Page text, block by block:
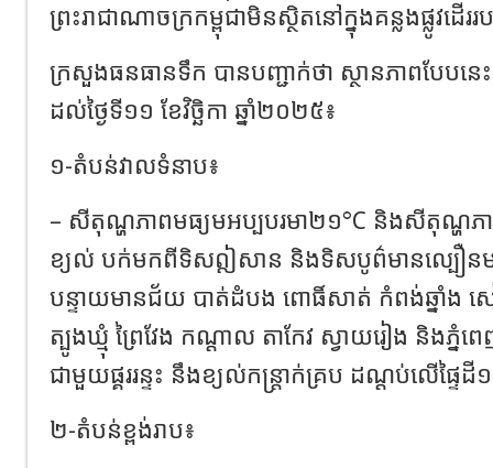
ព្រះរាជាណាចក្រកម្ពុជាមិនស្ថិតនៅក្នុងគន្លងផ្លូវដើរ
ក្រសួងធនធានទឹក​ បានបញ្ជាក់ថា​ ស្ថានភាពបែបនេះ
ដល់ថ្ងៃទី១១ ខែវិច្ឆិកា ឆ្នាំ២០២៥៖
១-តំបន់វាលទំនាប៖
– សីតុណ្ហភាពមធ្យមអប្បបរមា២១°C និងសីតុណ្ហភ
ខ្យល់ បក់មកពីទិសឦសាន និងទិសបូព៌មានល្បឿនមធ្យ
បន្ទាយមានជ័យ បាត់ដំបង ពោធិ៍សាត់ កំពង់ឆ្នាំង
ត្បូងឃ្មុំ ព្រៃវែង កណ្តាល តាកែវ ស្វាយរៀង និងភ្នំព
ជាមួយផ្គររន្ទះ នឹងខ្យល់កន្ត្រាក់គ្រប ដណ្តប់លើផ្ទៃដី
២-តំបន់ខ្ពង់រាប៖